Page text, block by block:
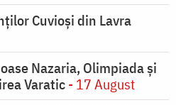
Cuvioși din Lavra
Nazaria, Olimpiada și
Varatic- 17 August